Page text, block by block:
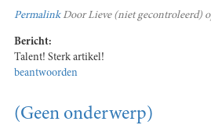
PermalinkDoorLieve (niet gecontroleerd)
Bericht:
Talent! Sterk artikel!
beantwoorden
(Geen onderwerp)